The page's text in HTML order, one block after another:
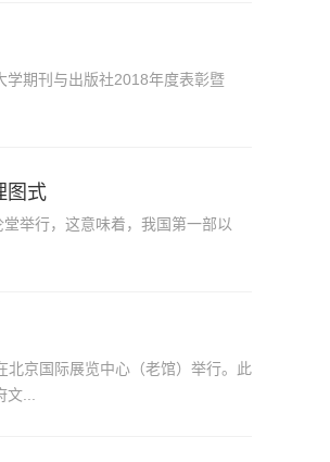
学期刊与出版社2018年度表彰暨
图式
举行，这意味着，我国第一部以
京国际展览中心（老馆）举行。此
...